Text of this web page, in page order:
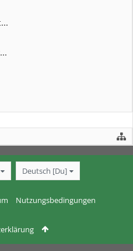
Deutsch [Du]
Nutzungsbedingungen